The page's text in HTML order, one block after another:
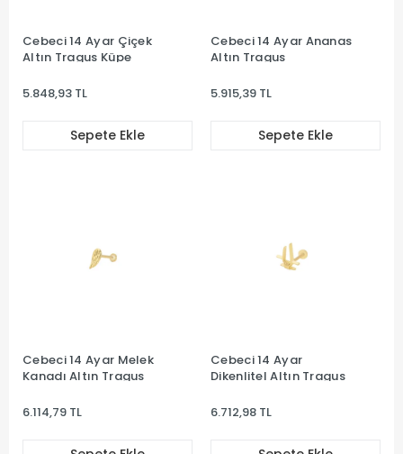
Cebeci 14 Ayar Çiçek
Altın Tragus Küpe
5.848,93 TL
Sepete Ekle
Cebeci 14 Ayar Ananas
Altın Tragus
5.915,39 TL
Sepete Ekle
Cebeci 14 Ayar Melek
Kanadı Altın Tragus
6.114,79 TL
Cebeci 14 Ayar
Dikenlitel Altın Tragus
6.712,98 TL